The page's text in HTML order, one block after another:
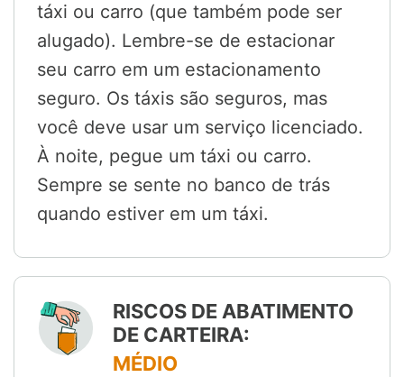
táxi ou carro (que também pode ser
alugado). Lembre-se de estacionar
seu carro em um estacionamento
seguro. Os táxis são seguros, mas
você deve usar um serviço licenciado.
À noite, pegue um táxi ou carro.
Sempre se sente no banco de trás
quando estiver em um táxi.
RISCOS DE ABATIMENTO
DE CARTEIRA:
MÉDIO